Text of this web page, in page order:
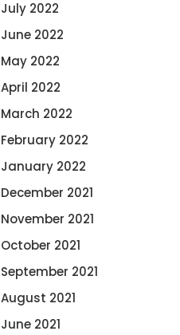
July 2022
June 2022
May 2022
April 2022
March 2022
February 2022
January 2022
December 2021
November 2021
October 2021
September 2021
August 2021
June 2021